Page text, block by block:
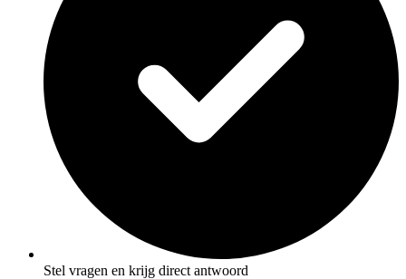
Stel vragen en krijg direct antwoord